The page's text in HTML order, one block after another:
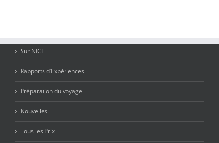
Sur NICE
Rapports d’Expériences
Préparation du voyage
Nouvelles
Tous les Prix